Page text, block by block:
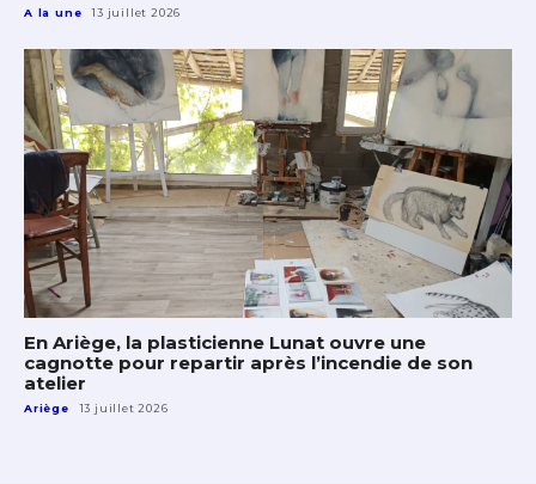
A la une 13 juillet 2026
En Ariège, la plasticienne Lunat ouvre une
cagnotte pour repartir après l’incendie de son
atelier
Ariège 13 juillet 2026